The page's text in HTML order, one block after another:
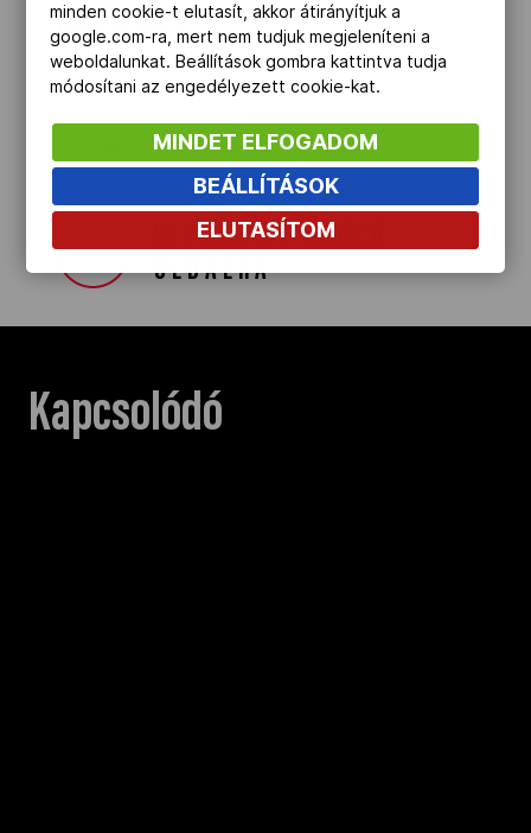
(Forrás: MTI)
OLIMPIAI SPORT
VISSZA AZ ELŐZŐ
OLDALRA
Kapcsolódó
minden cookie-t elutasít, akkor átirányítjuk a
google.com-ra, mert nem tudjuk megjeleníteni a
weboldalunkat. Beállítások gombra kattintva tudja
módosítani az engedélyezett cookie-kat.
MINDET ELFOGADOM
BEÁLLÍTÁSOK
ELUTASÍTOM